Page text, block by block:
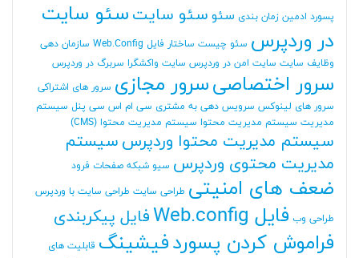
پسورد ادمین زمان بندی سئو سئو سایت سئو سایت
در وردپرس سئو چیست ساختار فایل Web.Config
سازمان دهی
وظایف سایت سایت امن در وردپرس سایت واکشگرا سربرگ در وردپرس
سرور اختصاصیسرور مجازی سرور های اشتراکی
سرور های لینوکس سرویس دهی به مشتری سی ام اس سی پنل سیستم
مدیریت سیستم مدیریت محتوا سیستم مدیریت محتوا (CMS)
سیستم مدیریت محتوا وردپرس سیستم
مدیریت محتوی وردپرس سیو شبکه صفحات فرود
ضعف های امنیتی طراحی سایت طراحی سایت با وردپرس
طراحی وب فایل Web.config فایل پیکربندی
فراموش کردن پسوردفیشینگ قابلیت های